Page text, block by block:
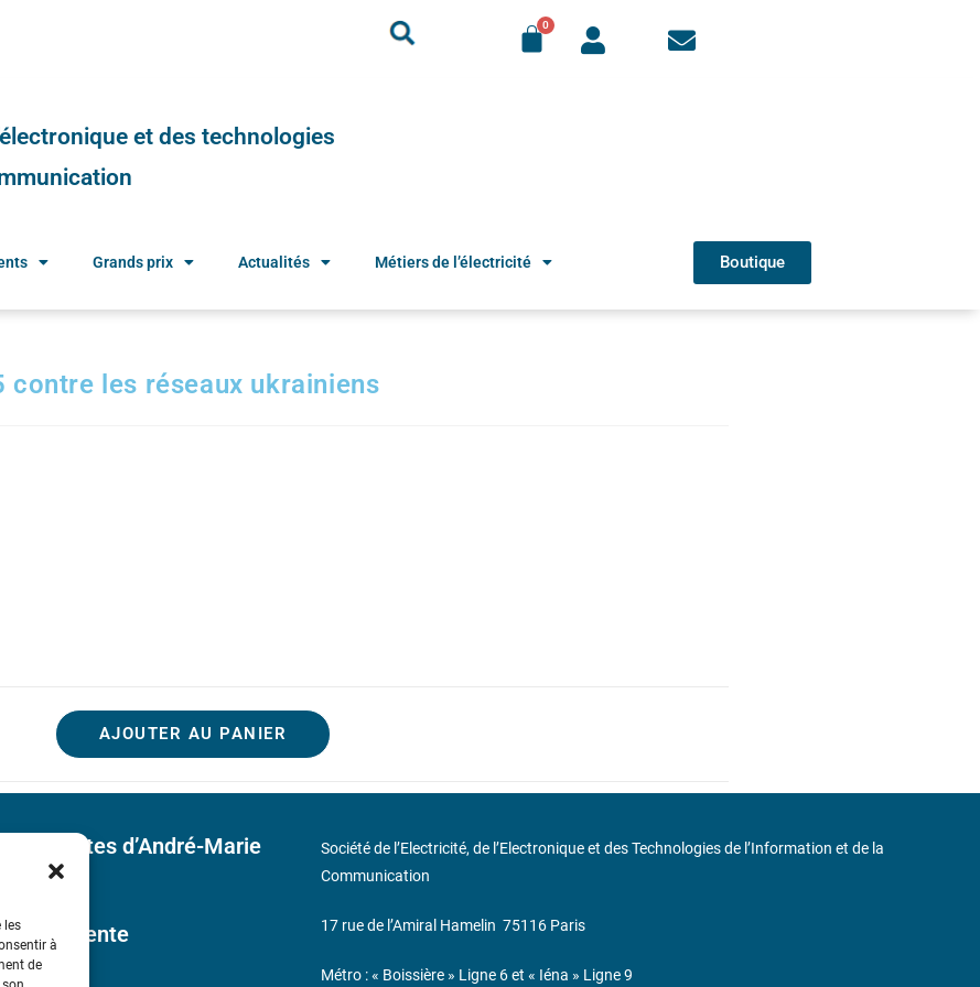
les
à
de
et des technologies
Grands prix Actualités Métiers de l’électricité Boutique
contre les réseaux ukrainiens
AJOUTER AU PANIER
d’André-Marie
de Vente
Société de l’Electricité, de l’Electronique et des Technologies de l’Information et de la
Communication
17 rue de l’Amiral Hamelin 75116 Paris
Métro : « Boissière » Ligne 6 et « Iéna » Ligne 9